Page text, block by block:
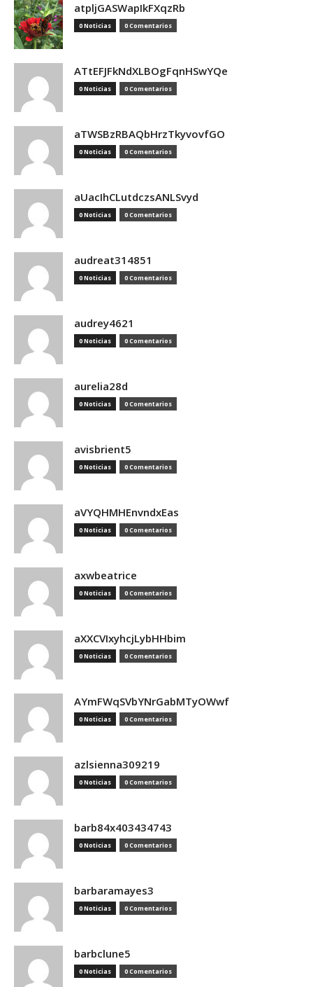
atpljGASWapIkFXqzRb
0 Noticias 0 Comentarios
ATtEFJFkNdXLBOgFqnHSwYQe
0 Noticias 0 Comentarios
aTWSBzRBAQbHrzTkyvovfGO
0 Noticias 0 Comentarios
aUacIhCLutdczsANLSvyd
0 Noticias 0 Comentarios
audreat314851
0 Noticias 0 Comentarios
audrey4621
0 Noticias 0 Comentarios
aurelia28d
0 Noticias 0 Comentarios
avisbrient5
0 Noticias 0 Comentarios
aVYQHMHEnvndxEas
0 Noticias 0 Comentarios
axwbeatrice
0 Noticias 0 Comentarios
aXXCVIxyhcjLybHHbim
0 Noticias 0 Comentarios
AYmFWqSVbYNrGabMTyOWwf
0 Noticias 0 Comentarios
azlsienna309219
0 Noticias 0 Comentarios
barb84x403434743
0 Noticias 0 Comentarios
barbaramayes3
0 Noticias 0 Comentarios
barbclune5
0 Noticias 0 Comentarios